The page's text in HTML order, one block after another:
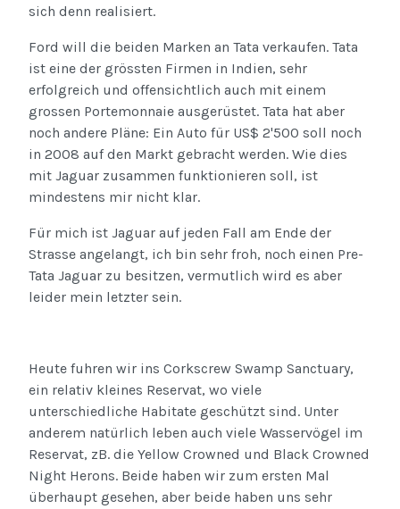
sich denn realisiert.
Ford will die beiden Marken an Tata verkaufen. Tata
ist eine der grössten Firmen in Indien, sehr
erfolgreich und offensichtlich auch mit einem
grossen Portemonnaie ausgerüstet. Tata hat aber
noch andere Pläne: Ein Auto für US$ 2'500 soll noch
in 2008 auf den Markt gebracht werden. Wie dies
mit Jaguar zusammen funktionieren soll, ist
mindestens mir nicht klar.
Für mich ist Jaguar auf jeden Fall am Ende der
Strasse angelangt, ich bin sehr froh, noch einen Pre-
Tata Jaguar zu besitzen, vermutlich wird es aber
leider mein letzter sein.
Heute fuhren wir ins Corkscrew Swamp Sanctuary,
ein relativ kleines Reservat, wo viele
unterschiedliche Habitate geschützt sind. Unter
anderem natürlich leben auch viele Wasservögel im
Reservat, zB. die Yellow Crowned und Black Crowned
Night Herons. Beide haben wir zum ersten Mal
überhaupt gesehen, aber beide haben uns sehr